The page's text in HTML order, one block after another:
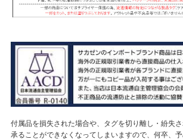
付属品を損失された場合や、タグを切り離し・紛失
承ることができなくなってしまいますので、何卒、